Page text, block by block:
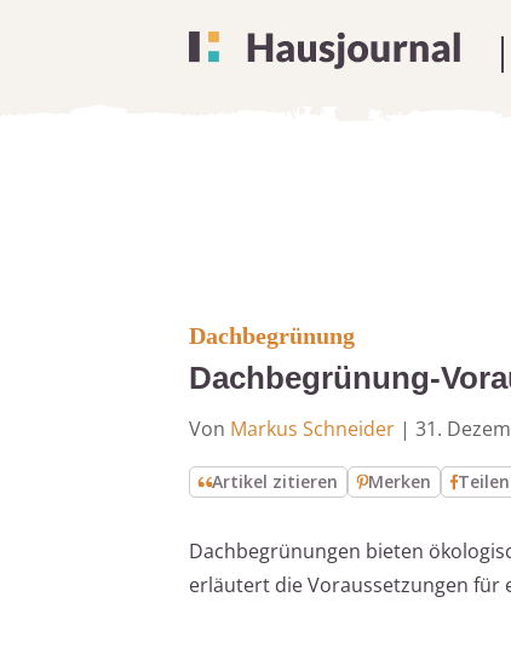
Dachbegrünung
Dachbegrünung-
Von Markus Schneider | 31.
Artikel zitieren Merken Teilen
Dachbegrünungen bieten
erläutert die Voraussetzungen für